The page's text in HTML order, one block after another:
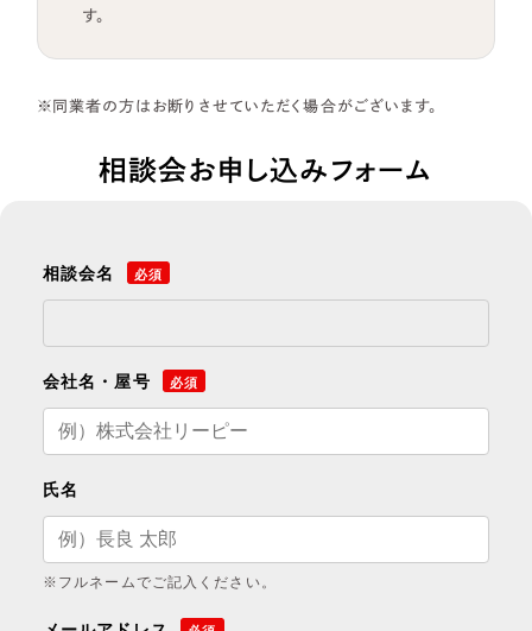
す。
同業者の方はお断りさせていただく場合がございます。
相談会お申し込みフォーム
相談会名 必須
会社名・屋号 必須
氏名
※フルネームでご記入ください。